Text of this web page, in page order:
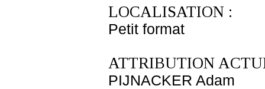
LOCALISATION :
Petit format
ATTRIBUTION
PIJNACKER Adam